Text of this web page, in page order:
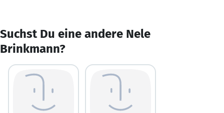
Suchst Du eine andere Nele
Brinkmann?